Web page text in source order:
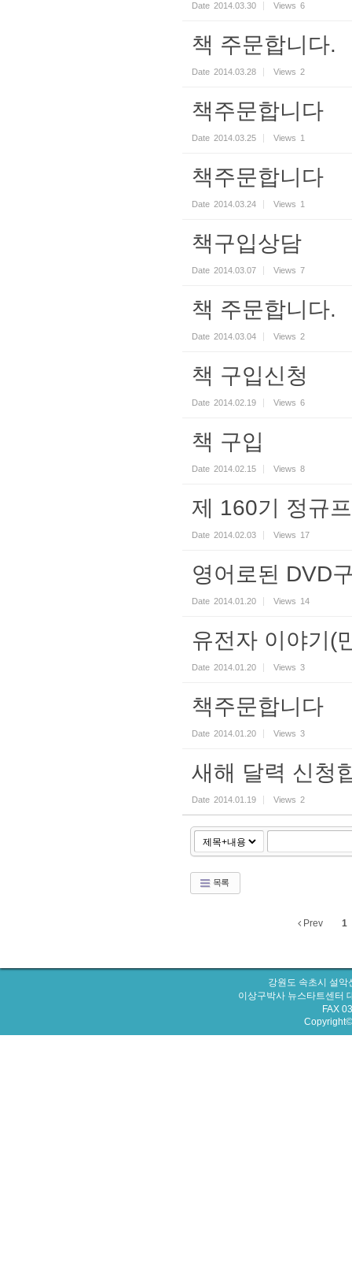
Date 2014.03.30 Views 6
책 주문합니다.
Date 2014.03.28 Views 2
책주문합니다
Date 2014.03.25 Views 1
책주문합니다
Date 2014.03.24 Views 1
책구입상담
Date 2014.03.07 Views 7
책 주문합니다.
Date 2014.03.04 Views 2
책 구입신청
Date 2014.02.19 Views 6
책 구입
Date 2014.02.15 Views 8
제 160기 정규
Date 2014.02.03 Views 17
영어로된 DVD
Date 2014.01.20 Views 14
유전자 이야기(
Date 2014.01.20 Views 3
책주문합니다
Date 2014.01.20 Views 3
새해 달력 신청
Date 2014.01.19 Views 2
목록
Prev 1
강원도 속초시 설
이상구박사 뉴스타트센터
FAX